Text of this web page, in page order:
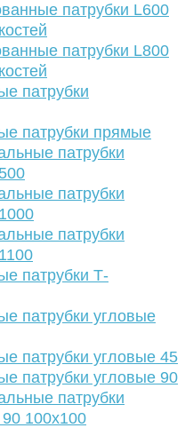
патрубки L600
патрубки L800
патрубки
патрубки прямые
патрубки
патрубки
патрубки
патрубки Т-
патрубки угловые
патрубки угловые 45
патрубки угловые 90
патрубки
100х100